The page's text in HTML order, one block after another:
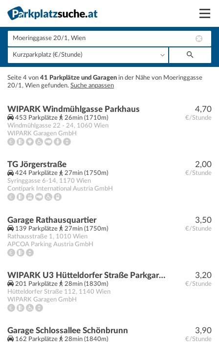
Suchen
Vermieten
Anmelden
Seite 4 von 41 Parkplätze und Garagen in der Nähe von Moeringgasse
20/1, Wien gefunden. Suche anpassen
4,70
€/Stunde
WIPARK Windmühlgasse Parkhaus
453 Parkplätze
26min (1710m)
Windmühlgasse 22 - 24, 1060 Wien
WIPARK Garagen GmbH
2,00
€/Stunde
TG Jörgerstraße
424 Parkplätze
27min (1750m)
Syringgasse 6-14, 1170 Wien
Contipark International Austria GmbH
3,50
€/Stunde
Garage Rathausquartier
139 Parkplätze
27min (1750m)
Rathausstraße 1 , 1010 Wien
APCOA Parking Austria GmbH
3,20
€/Stunde
WIPARK U3 Hütteldorfer Straße Parkgarage
201 Parkplätze
28min (1830m)
Hütteldorfer Straße 112, 1140 Wien
WIPARK Garagen GmbH
3,90
€/Stunde
Garage Schlossallee Schönbrunn
162 Parkplätze
28min (1840m)
+